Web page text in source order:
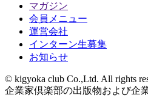
マガジン
会員メニュー
運営会社
インターン生募集
お知らせ
© kigyoka club Co.,Ltd. All rights
企業家倶楽部の出版物および企